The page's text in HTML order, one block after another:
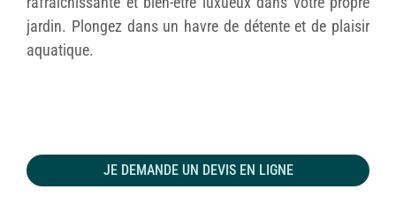
jardin. Plongez dans un havre de détente et de plaisir
aquatique.
JE DEMANDE UN DEVIS EN LIGNE